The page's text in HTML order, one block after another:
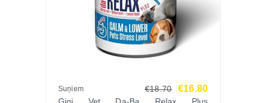
Suņiem €18.70 €16.80